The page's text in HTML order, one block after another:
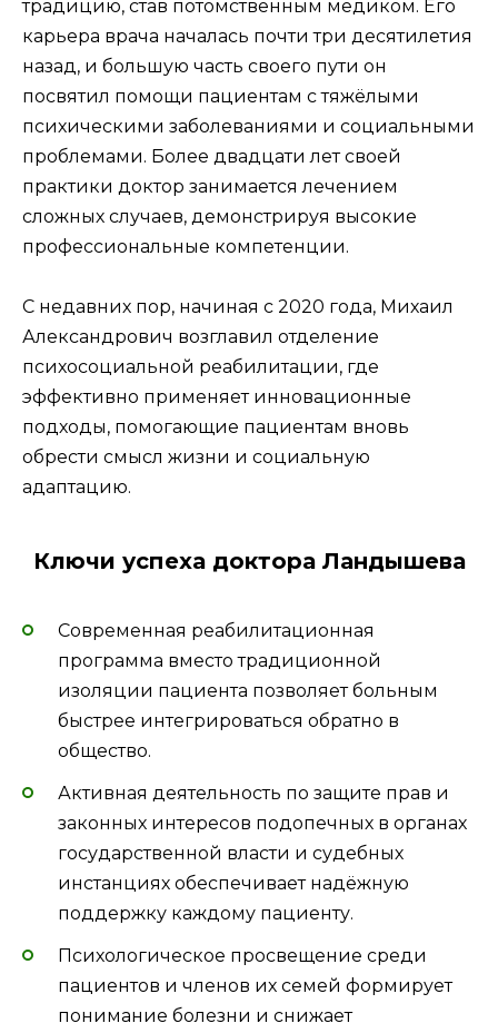
традицию, став потомственным медиком. Его
карьера врача началась почти три десятилетия
назад, и большую часть своего пути он
посвятил помощи пациентам с тяжёлыми
психическими заболеваниями и социальными
проблемами. Более двадцати лет своей
практики доктор занимается лечением
сложных случаев, демонстрируя высокие
профессиональные компетенции.
С недавних пор, начиная с 2020 года, Михаил
Александрович возглавил отделение
психосоциальной реабилитации, где
эффективно применяет инновационные
подходы, помогающие пациентам вновь
обрести смысл жизни и социальную
адаптацию.
Ключи успеха доктора Ландышева
Современная реабилитационная
программа вместо традиционной
изоляции пациента позволяет больным
быстрее интегрироваться обратно в
общество.
Активная деятельность по защите прав и
законных интересов подопечных в органах
государственной власти и судебных
инстанциях обеспечивает надёжную
поддержку каждому пациенту.
Психологическое просвещение среди
пациентов и членов их семей формирует
понимание болезни и снижает